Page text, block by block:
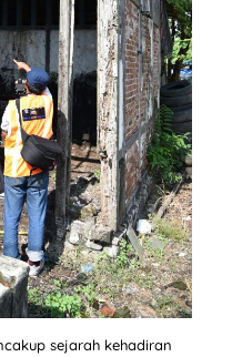
sejarah kehadiran